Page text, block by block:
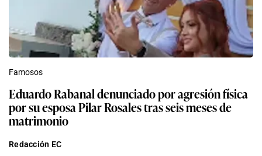
Famosos
Eduardo Rabanal denunciado por agresión física
por su esposa Pilar Rosales tras seis meses de
matrimonio
Redacción EC